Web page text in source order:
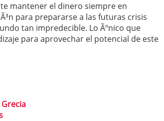
mantener el dinero siempre en
para prepararse a las futuras crisis
tan impredecible. Lo Ãºnico que
para aprovechar el potencial de este